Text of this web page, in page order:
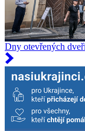
Dny otevřených